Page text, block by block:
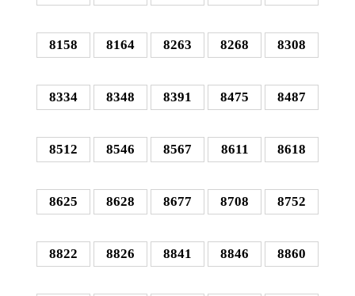
8158 8164 8263 8268 8308
8334 8348 8391 8475 8487
8512 8546 8567 8611 8618
8625 8628 8677 8708 8752
8822 8826 8841 8846 8860